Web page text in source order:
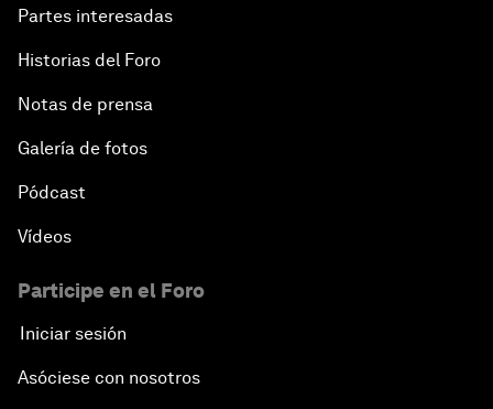
Partes interesadas
Historias del Foro
Notas de prensa
Galería de fotos
Pódcast
Vídeos
Participe en el Foro
Iniciar sesión
Asóciese con nosotros